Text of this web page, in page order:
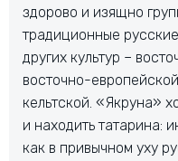
здорово и изящно
традиционные
других культур –
восточно-
кельтской. «Якруна»
и находить татарина:
как в привычном уху